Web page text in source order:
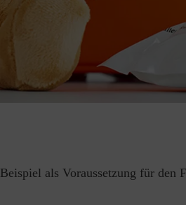
als Voraussetzung für